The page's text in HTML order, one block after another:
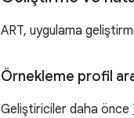
ART, uygulama
Örnekleme profil
Geliştiriciler daha önce